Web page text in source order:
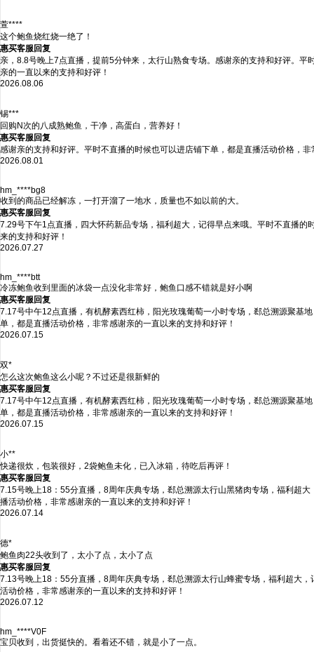
萱****
这个鲍鱼烧红烧一绝了！
惠买客服回复
亲，8.8号晚上7点直播，提前5分钟来，太行山熟食专场。感谢亲的支持和好评。
亲的一直以来的支持和好评！
2026.08.06
锡***
回购N次的八成熟鲍鱼，干净，高蛋白，营养好！
惠买客服回复
感谢亲的支持和好评。平时不直播的时候也可以进店铺下单，都是直播活动价格，
2026.08.01
hm_****bg8
收到的商品已经解冻，一打开溜了一地水，质量也不如以前的大。
惠买客服回复
7.29号下午1点直播，四大怀药新品专场，福利超大，记得早点来哦。平时不直播
来的支持和好评！
2026.07.27
hm_****btt
冷冻鲍鱼收到里面的冰袋一点没化非常好，鲍鱼口感不错就是好小啊
惠买客服回复
7.17号中午12点直播，有机酵素西红柿，阳光玫瑰葡萄一小时专场，郄总溯源聚基
单，都是直播活动价格，非常感谢亲的一直以来的支持和好评！
2026.07.15
双*
怎么这次鲍鱼这么小呢？不过还是很新鲜的
惠买客服回复
7.17号中午12点直播，有机酵素西红柿，阳光玫瑰葡萄一小时专场，郄总溯源聚基
单，都是直播活动价格，非常感谢亲的一直以来的支持和好评！
2026.07.15
小**
快递很炊，包装很好，2袋鲍鱼未化，已入冰箱，待吃后再评！
惠买客服回复
7.15号晚上18：55分直播，8周年庆典专场，郄总溯源太行山黑猪肉专场，福利超
播活动价格，非常感谢亲的一直以来的支持和好评！
2026.07.14
德*
鲍鱼肉22头收到了，太小了点，太小了点
惠买客服回复
7.13号晚上18：55分直播，8周年庆典专场，郄总溯源太行山蜂蜜专场，福利超大
活动价格，非常感谢亲的一直以来的支持和好评！
2026.07.12
hm_****V0F
宝贝收到，出货挺快的。看着还不错，就是小了一点。